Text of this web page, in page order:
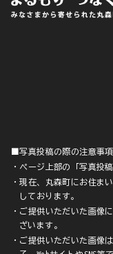
■写真投稿の際の注意事項
・ページ上部の「写真投
・現在、丸森町にお住ま
しております。
・ご提供いただいた画像
ざいます。
・ご提供いただいた画像